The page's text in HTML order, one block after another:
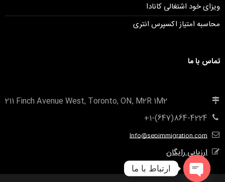
ویزای خود اشتغالی کانادا
محاسبه امتیاز اکسپرس انتری
تماس با ما
211 Finch Avenue West, Toronto, ON, M2R 1M2
+1-(647)864-4224
Info@sepimmigration.com
ارزیابی رایگان
ارتباط با ما